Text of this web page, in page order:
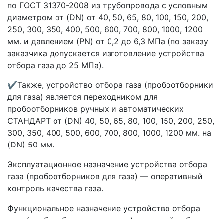
по ГОСТ 31370-2008 из трубопровода с условным
диаметром от (DN) от 40, 50, 65, 80, 100, 150, 200,
250, 300, 350, 400, 500, 600, 700, 800, 1000, 1200
мм. и давлением (PN) от 0,2 до 6,3 МПа (по заказу
заказчика допускается изготовление устройства
отбора газа до 25 МПа).
✔Также, устройство отбора газа (пробоотборники
для газа) является переходником для
пробоотборников ручных и автоматических
СТАНДАРТ от (DN) 40, 50, 65, 80, 100, 150, 200, 250,
300, 350, 400, 500, 600, 700, 800, 1000, 1200 мм. на
(DN) 50 мм.
Эксплуатационное назначение устройства отбора
газа (пробоотборников для газа) — оперативный
контроль качества газа.
Функциональное назначение устройство отбора